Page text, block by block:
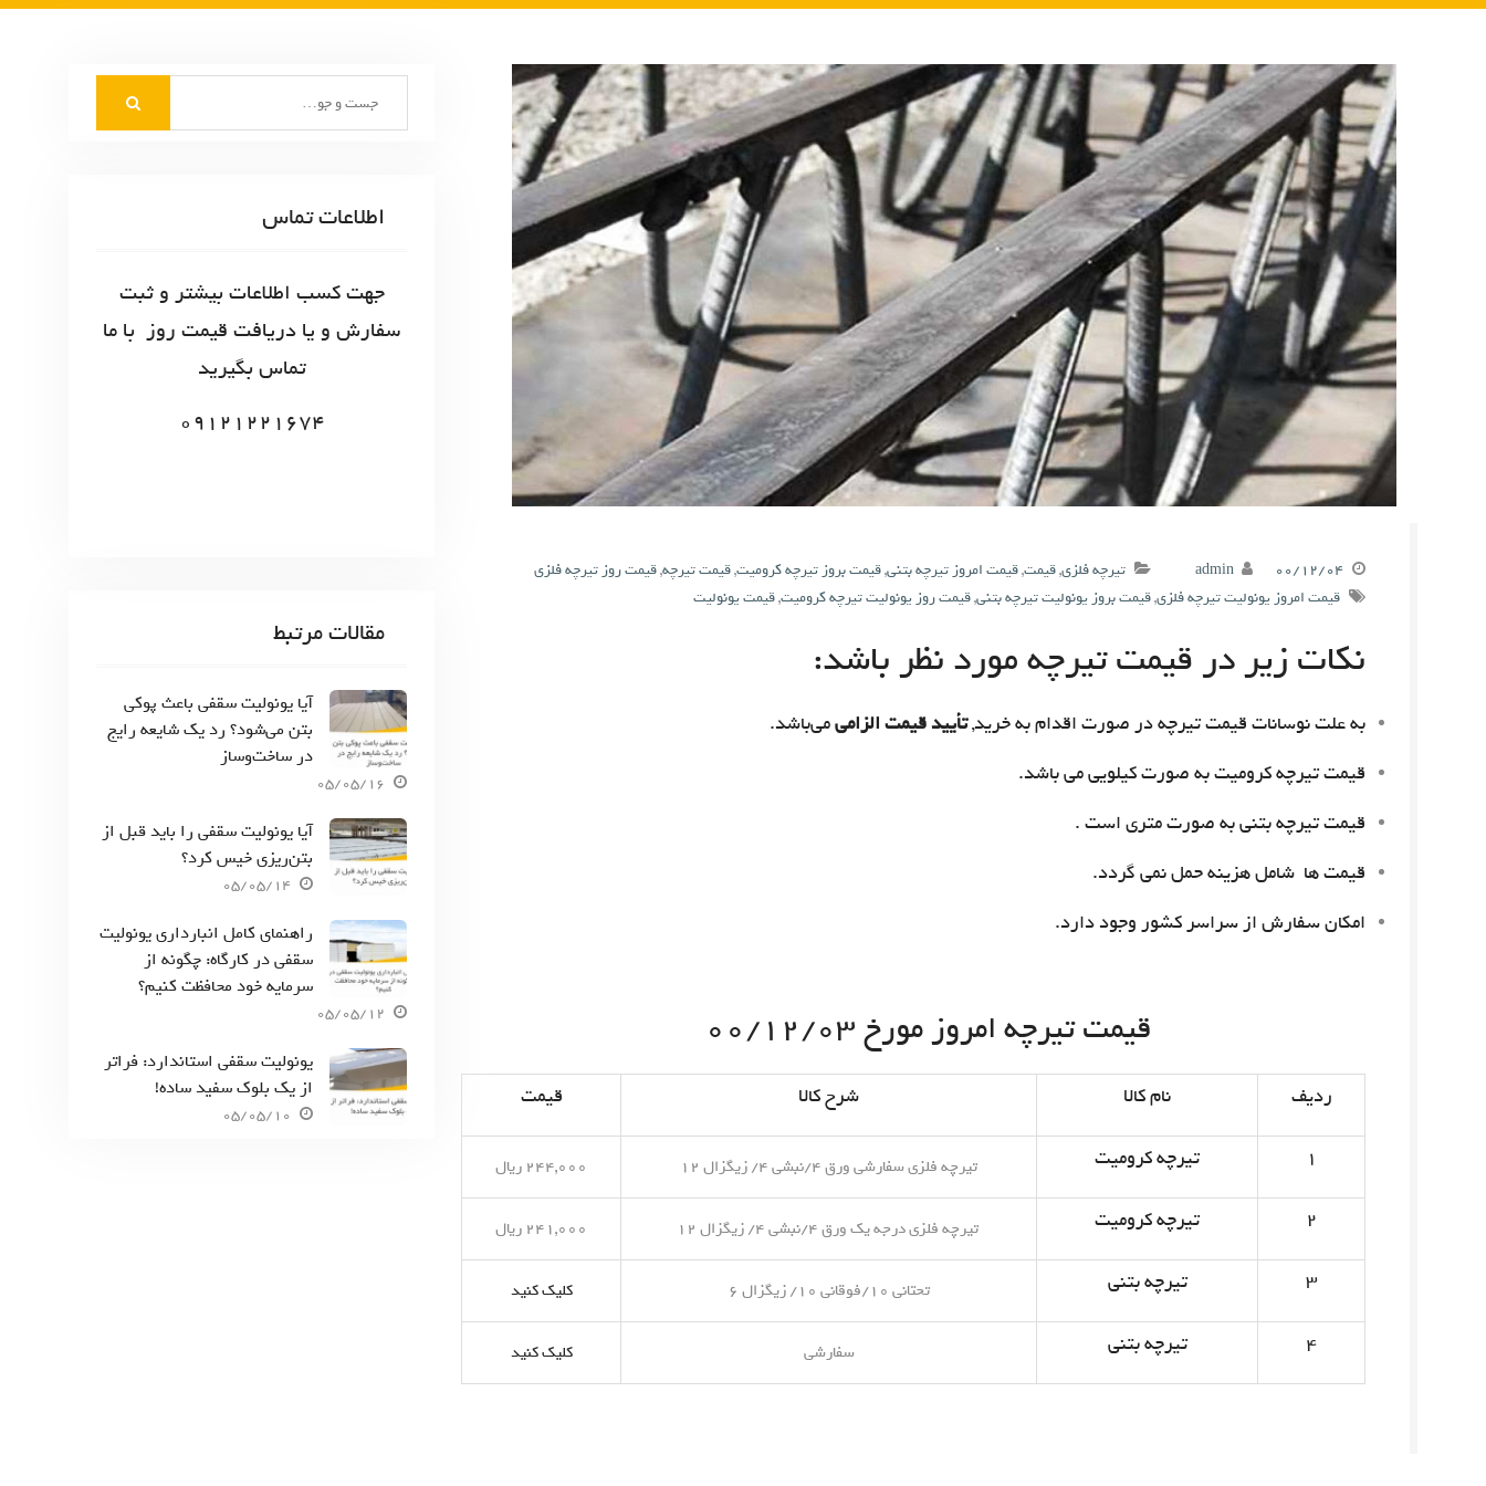
۰۰/۱۲/۰۴ admin تیرچه فلزی,قیمت,قیمت امروز تیرچه بتنی,قیمت بروز تیرچه کرومیت,قیمت تیرچه,قیمت روز تیرچه فلزی
قیمت امروز یونولیت تیرچه فلزی,قیمت بروز یونولیت تیرچه بتنی,قیمت روز یونولیت تیرچه کرومیت,قیمت یونولیت
نکات زیر در قیمت تیرچه مورد نظر باشد:
به علت نوسانات قیمت تیرچه در صورت اقدام به خرید,تأیید قیمت الزامیمی‌باشد.
قیمت تیرچه کرومیت به صورت کیلویی می باشد.
قیمت تیرچه بتنی به صورت متری است .
قیمت ها شامل هزینه حمل نمی گردد.
امکان سفارش از سراسر کشور وجود دارد.
قیمت تیرچه امروز مورخ ۰۰/۱۲/۰۳
ردیف نام کالا شرح کالا قیمت
۱ تیرچه کرومیت تیرچه فلزی سفارشی ورق ۴/نبشی ۴/ زیگزال ۱۲ ۲۴۴,۰۰۰ ریال
۲ تیرچه کرومیت تیرچه فلزی درجه یک ورق ۴/نبشی ۴/ زیگزال ۱۲ ۲۴۱,۰۰۰ ریال
۳ تیرچه بتنی تحتانی ۱۰/فوقانی ۱۰/ زیگزال ۶ کلیک کنید
۴ تیرچه بتنی سفارشی کلیک کنید
اطلاعات تماس
جهت کسب اطلاعات بیشتر و ثبت
سفارش و یا دریافت قیمت روز با ما
تماس بگیرید
09121221674
مقالات مرتبط
آیا یونولیت سقفی باعث پوکی
بتن می‌شود؟ رد یک شایعه رایج
در ساخت‌وساز
05/05/16
آیا یونولیت سقفی را باید قبل از
بتن‌ریزی خیس کرد؟
05/05/14
راهنمای کامل انبارداری یونولیت
سقفی در کارگاه: چگونه از
سرمایه خود محافظت کنیم؟
05/05/12
یونولیت سقفی استاندارد: فراتر
از یک بلوک سفید ساده!
05/05/10